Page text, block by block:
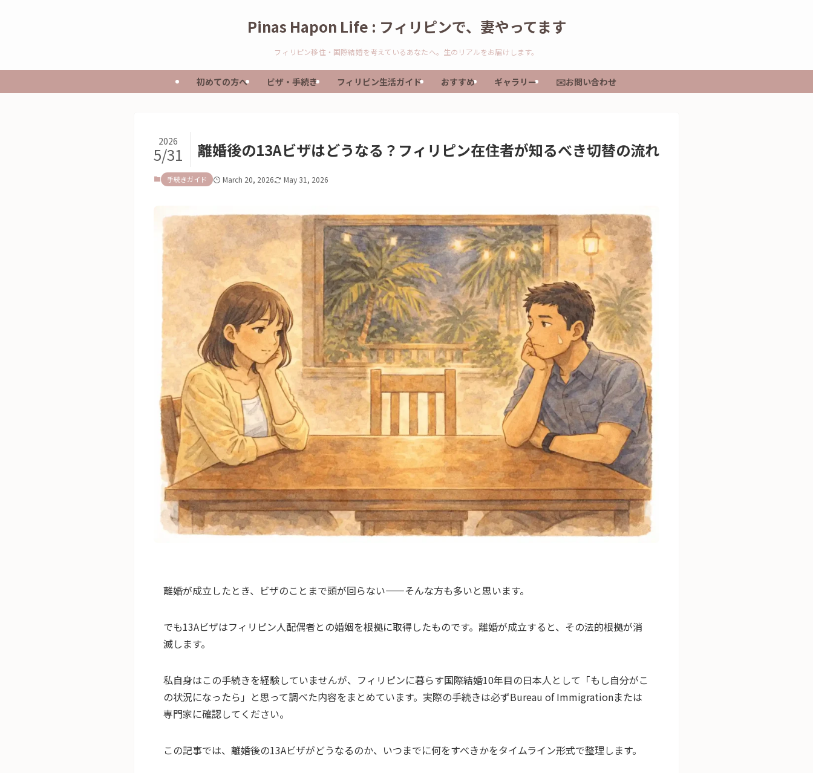
Pinas Hapon Life : フィリピンで、妻やってます
フィリピン移住・国際結婚を考えているあなたへ。生のリアルをお届けします。
初めての方へ ビザ・手続き フィリピン生活ガイド おすすめ ギャラリー ✉️お問い合わせ
離婚後の13Aビザはどうなる？フィリピン在住者が知るべき切替の流れ
2026
5/31
手続きガイド March 20, 2026 May 31, 2026
離婚が成立したとき、ビザのことまで頭が回らない——そんな方も多いと思います。
でも13Aビザはフィリピン人配偶者との婚姻を根拠に取得したものです。離婚が成立すると、その法的根拠が消
滅します。
私自身はこの手続きを経験していませんが、フィリピンに暮らす国際結婚10年目の日本人として「もし自分がこ
の状況になったら」と思って調べた内容をまとめています。実際の手続きは必ずBureau of Immigrationまたは
専門家に確認してください。
この記事では、離婚後の13Aビザがどうなるのか、いつまでに何をすべきかをタイムライン形式で整理します。